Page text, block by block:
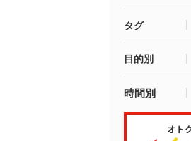
タグ
目的別
時間別